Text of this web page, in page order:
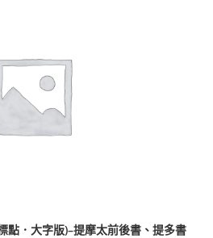
點．大字版)–提摩太前後書、提多書